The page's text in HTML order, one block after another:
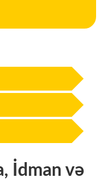
İdman və